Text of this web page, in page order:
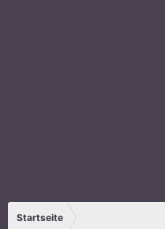
Startseite